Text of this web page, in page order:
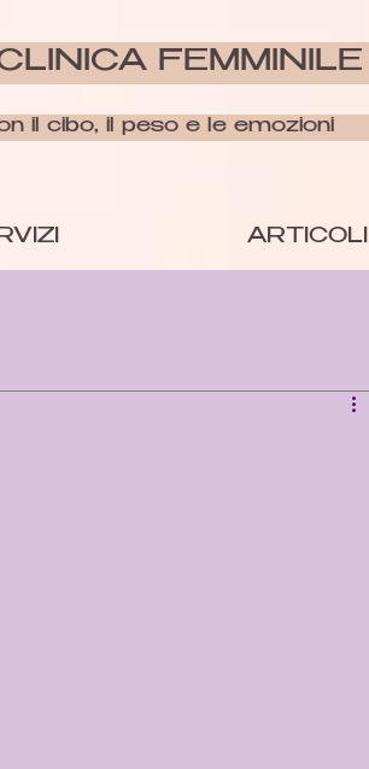
FEMMINILE
il cibo, il peso e le emozioni
ARTICOLI